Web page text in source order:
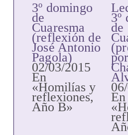
3º domingo
de
Cuaresma
(reflexión de
José Antonio
Pagola)
02/03/2015
En
«Homilías y
reflexiones,
Año B»
3º
de
En